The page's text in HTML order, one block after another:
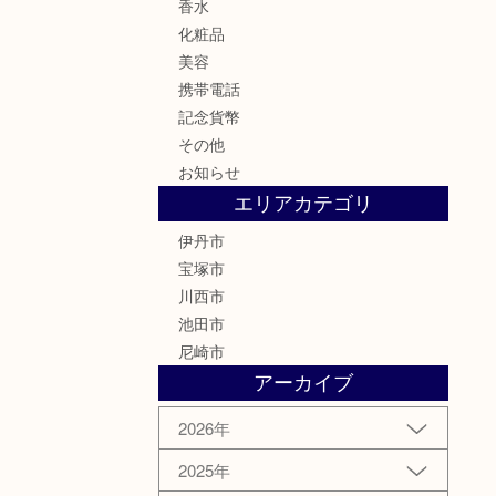
香水
化粧品
美容
携帯電話
記念貨幣
その他
お知らせ
エリアカテゴリ
伊丹市
宝塚市
川西市
池田市
尼崎市
アーカイブ
2026年
2025年